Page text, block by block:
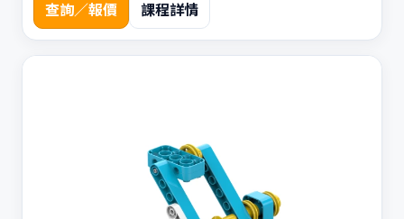
查詢／報價 課程詳情